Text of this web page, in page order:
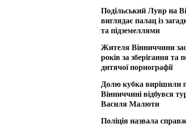
Подільський Лувр на
виглядає палац із
та підземеллями
Жителя Вінниччини
років за зберігання та
дитячої порнографії
Долю кубка вирішили
Вінниччині відбувся
Василя Малюти
Поліція назвала